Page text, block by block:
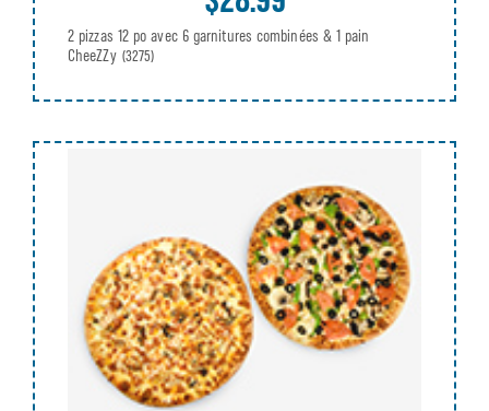
2 pizzas 12 po avec 6 garnitures combinées & 1 pain
CheeZZy (3275)